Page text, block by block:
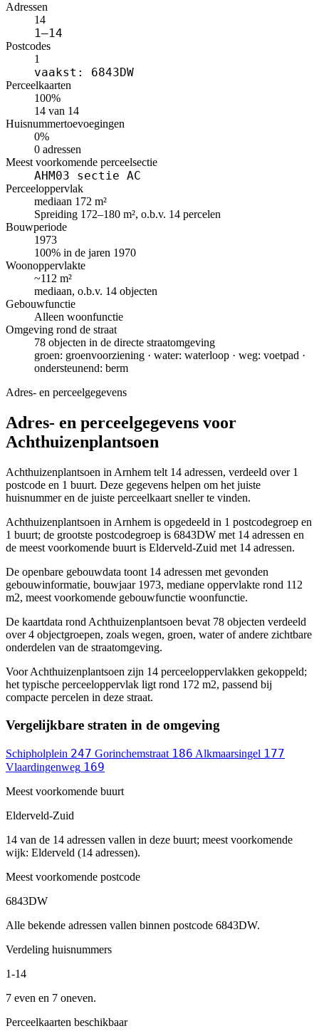
Adressen
14
1–14
Postcodes
1
vaakst: 6843DW
Perceelkaarten
100%
14 van 14
Huisnummertoevoegingen
0%
0 adressen
Meest voorkomende perceelsectie
AHM03 sectie AC
Perceeloppervlak
mediaan 172 m²
Spreiding 172–180 m², o.b.v. 14 percelen
Bouwperiode
1973
100% in de jaren 1970
Woonoppervlakte
~112 m²
mediaan, o.b.v. 14 objecten
Gebouwfunctie
Alleen woonfunctie
Omgeving rond de straat
78 objecten in de directe straatomgeving
groen: groenvoorziening · water: waterloop · weg: voetpad ·
ondersteunend: berm
Adres- en perceelgegevens
Adres- en perceelgegevens voor
Achthuizenplantsoen
Achthuizenplantsoen in Arnhem telt 14 adressen, verdeeld over 1
postcode en 1 buurt. Deze gegevens helpen om het juiste
huisnummer en de juiste perceelkaart sneller te vinden.
Achthuizenplantsoen in Arnhem is opgedeeld in 1 postcodegroep en
1 buurt; de grootste postcodegroep is 6843DW met 14 adressen en
de meest voorkomende buurt is Elderveld-Zuid met 14 adressen.
De openbare gebouwdata toont 14 adressen met gevonden
gebouwinformatie, bouwjaar 1973, mediane oppervlakte rond 112
m2, meest voorkomende gebouwfunctie woonfunctie.
De kaartdata rond Achthuizenplantsoen bevat 78 objecten verdeeld
over 4 objectgroepen, zoals wegen, groen, water of andere zichtbare
onderdelen van de straatomgeving.
Voor Achthuizenplantsoen zijn 14 perceeloppervlakken gekoppeld;
het typische perceeloppervlak ligt rond 172 m2, passend bij
compacte percelen in deze straat.
Vergelijkbare straten in de omgeving
Schipholplein 247 Gorinchemstraat 186 Alkmaarsingel 177
Vlaardingenweg 169
Meest voorkomende buurt
Elderveld-Zuid
14 van de 14 adressen vallen in deze buurt; meest voorkomende
wijk: Elderveld (14 adressen).
Meest voorkomende postcode
6843DW
Alle bekende adressen vallen binnen postcode 6843DW.
Verdeling huisnummers
1-14
7 even en 7 oneven.
Perceelkaarten beschikbaar